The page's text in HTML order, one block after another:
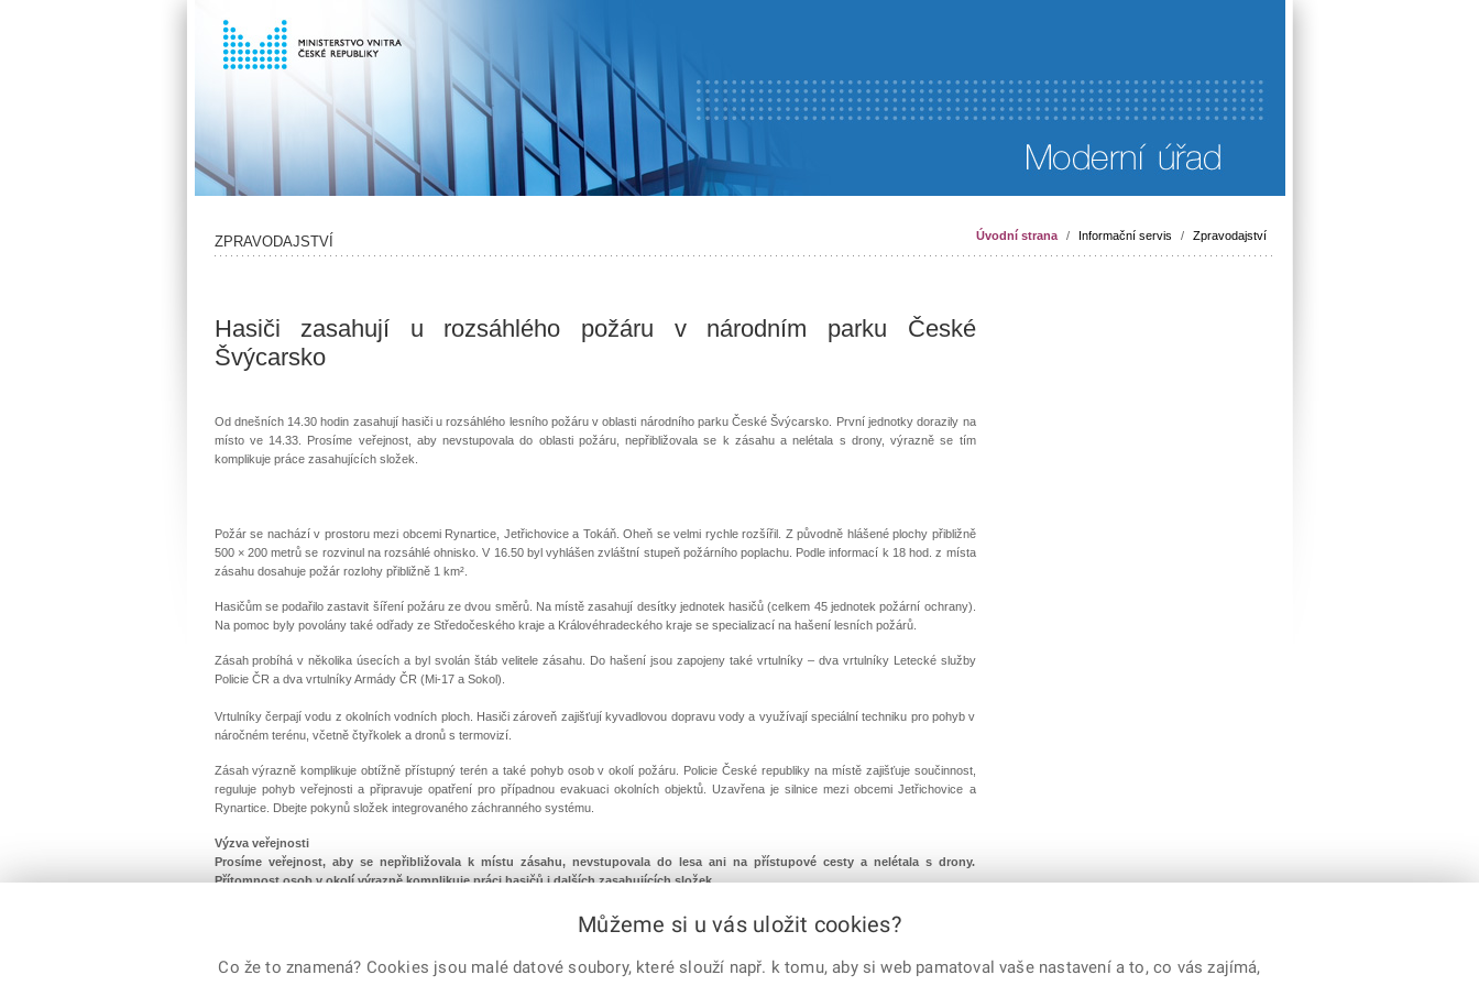
Úvodní strana / Informační servis / Zpravodajství
ZPRAVODAJSTVÍ
Hasiči zasahují u rozsáhlého požáru v národním parku České
Švýcarsko
Od dnešních 14.30 hodin zasahují hasiči u rozsáhlého lesního požáru v oblasti národního parku České Švýcarsko. První jednotky dorazily na
místo ve 14.33. Prosíme veřejnost, aby nevstupovala do oblasti požáru, nepřibližovala se k zásahu a nelétala s drony, výrazně se tím
komplikuje práce zasahujících složek.
Požár se nachází v prostoru mezi obcemi Rynartice, Jetřichovice a Tokáň. Oheň se velmi rychle rozšířil. Z původně hlášené plochy přibližně
500 × 200 metrů se rozvinul na rozsáhlé ohnisko. V 16.50 byl vyhlášen zvláštní stupeň požárního poplachu. Podle informací k 18 hod. z místa
zásahu dosahuje požár rozlohy přibližně 1 km².
Hasičům se podařilo zastavit šíření požáru ze dvou směrů. Na místě zasahují desítky jednotek hasičů (celkem 45 jednotek požární ochrany).
Na pomoc byly povolány také odřady ze Středočeského kraje a Královéhradeckého kraje se specializací na hašení lesních požárů.
Zásah probíhá v několika úsecích a byl svolán štáb velitele zásahu. Do hašení jsou zapojeny také vrtulníky – dva vrtulníky Letecké služby
Policie ČR a dva vrtulníky Armády ČR (Mi-17 a Sokol).
Vrtulníky čerpají vodu z okolních vodních ploch. Hasiči zároveň zajišťují kyvadlovou dopravu vody a využívají speciální techniku pro pohyb v
náročném terénu, včetně čtyřkolek a dronů s termovizí.
Zásah výrazně komplikuje obtížně přístupný terén a také pohyb osob v okolí požáru. Policie České republiky na místě zajišťuje součinnost,
reguluje pohyb veřejnosti a připravuje opatření pro případnou evakuaci okolních objektů. Uzavřena je silnice mezi obcemi Jetřichovice a
Rynartice. Dbejte pokynů složek integrovaného záchranného systému.
Výzva veřejnosti
Prosíme veřejnost, aby se nepřibližovala k místu zásahu, nevstupovala do lesa ani na přístupové cesty a nelétala s drony.
Přítomnost osob v okolí výrazně komplikuje práci hasičů i dalších zasahujících složek.
Můžeme si u vás uložit cookies?
Co že to znamená? Cookies jsou malé datové soubory, které slouží např. k tomu, aby si web pamatoval vaše nastavení a to, co vás zajímá,